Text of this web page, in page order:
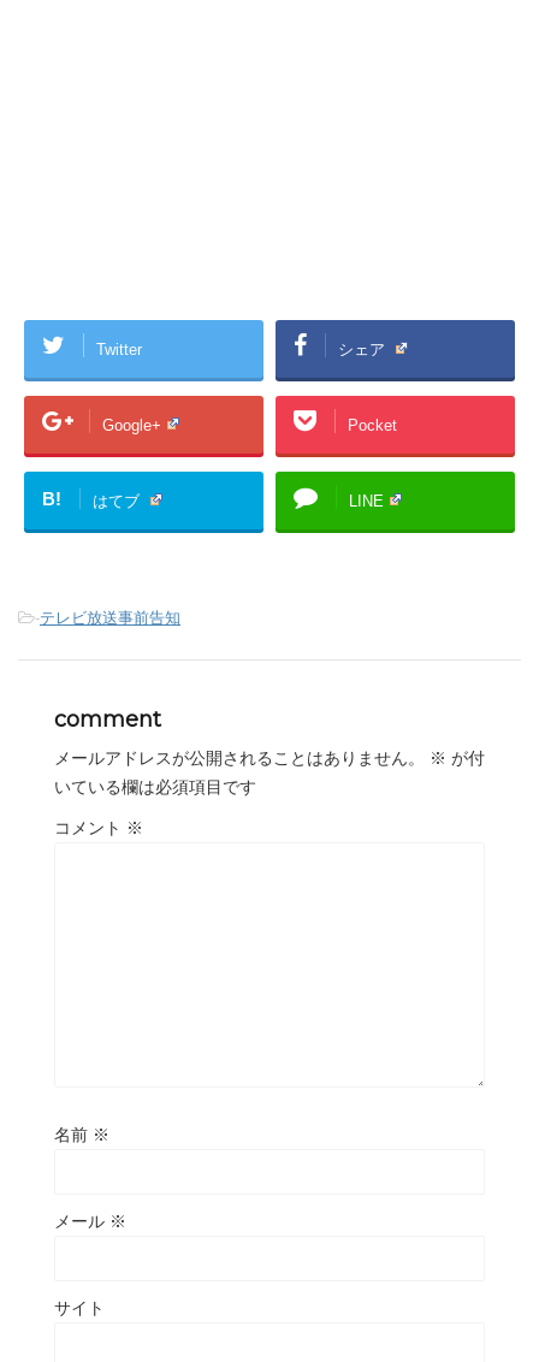
Twitter シェア
Google+ Pocket
B! はてブ LINE
-テレビ放送事前告知
comment
メールアドレスが公開されることはありません。 ※ が付
いている欄は必須項目です
コメント ※
名前 ※
メール ※
サイト